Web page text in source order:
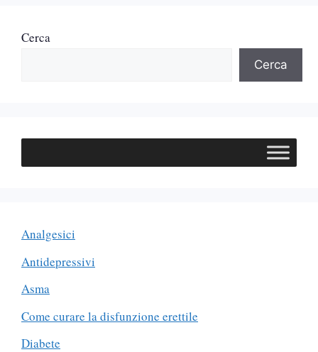
Cerca
Cerca
Analgesici
Antidepressivi
Asma
Come curare la disfunzione erettile
Diabete